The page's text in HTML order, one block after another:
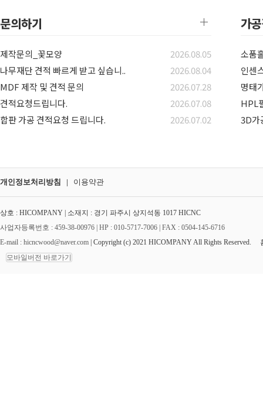
문의하기
제작문의_꽃모양
2026.08.05
나무재단 견적 빠르게 받고 싶습니..
2026.08.04
MDF 제작 및 견적 문의
2026.07.28
견적요청드립니다.
2026.07.08
합판 가공 견적요청 드립니다.
2026.07.02
가
소품
인센
명태
HPL
3D가
개인정보처리방침 | 이용약관
상호 : HICOMPANY | 소재지 : 경기 파주시 상지석동 1017 HICNC
사업자등록번호 : 459-38-00976 | HP : 010-5717-7006 | FAX : 0504-145-6716
E-mail : hicncwood@naver.com | Copyright (c) 2021 HICOMPANY All Rights Reserved.
모바일버전 바로가기